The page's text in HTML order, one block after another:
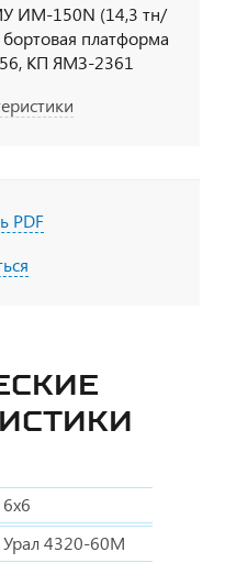
ИМ-150N (14,3 тн/
платформа
КП ЯМЗ-2361
PDF
6х6
Урал 4320-60М